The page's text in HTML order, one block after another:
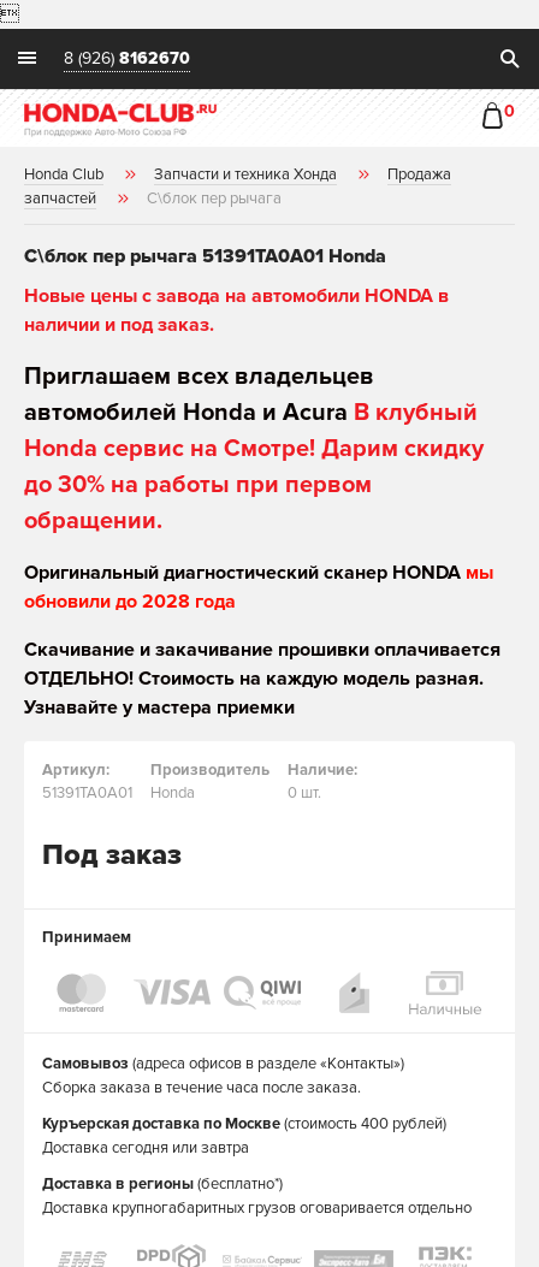

8 (926) 8162670
0
Honda Club Запчасти и техника Хонда
Продажа
запчастей
С\блок пер рычага
С\блок пер рычага 51391TA0A01 Honda
Новые цены с завода на автомобили HONDA в
наличии и под заказ.
Приглашаем всех владельцев
автомобилей Honda и Acura В клубный
Honda сервис на Смотре! Дарим скидку
до 30% на работы при первом
обращении.
Оригинальный диагностический сканер HONDA мы
обновили до 2028 года
Скачивание и закачивание прошивки оплачивается
ОТДЕЛЬНО! Стоимость на каждую модель разная.
Узнавайте у мастера приемки
Артикул:
51391TA0A01
Производитель
Honda
Наличие:
0 шт.
Под заказ
Принимаем
Самовывоз (адреса офисов в разделе «Контакты»)
Сборка заказа в течение часа после заказа.
Куръерская доставка по Москве(стоимость 400 рублей)
Доставка сегодня или завтра
Доставка в регионы(бесплатно*)
Доставка крупногабаритных грузов оговаривается отдельно